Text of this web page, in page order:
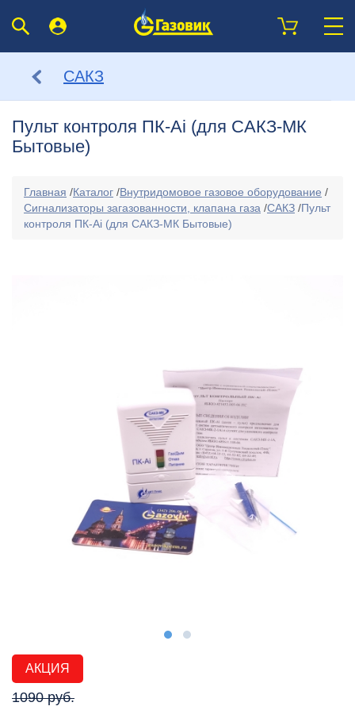
САКЗ
Пульт контроля ПК-Ai (для САКЗ-МК
Бытовые)
Главная /Каталог /Внутридомовое газовое оборудование /
Сигнализаторы загазованности, клапана газа /САКЗ /Пульт
контроля ПК-Ai (для САКЗ-МК Бытовые)
АКЦИЯ
1090 руб.